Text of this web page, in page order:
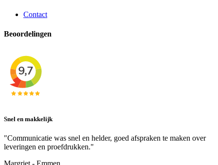
Contact
Beoordelingen
Snel en makkelijk
"Communicatie was snel en helder, goed afspraken te maken over
leveringen en proefdrukken."